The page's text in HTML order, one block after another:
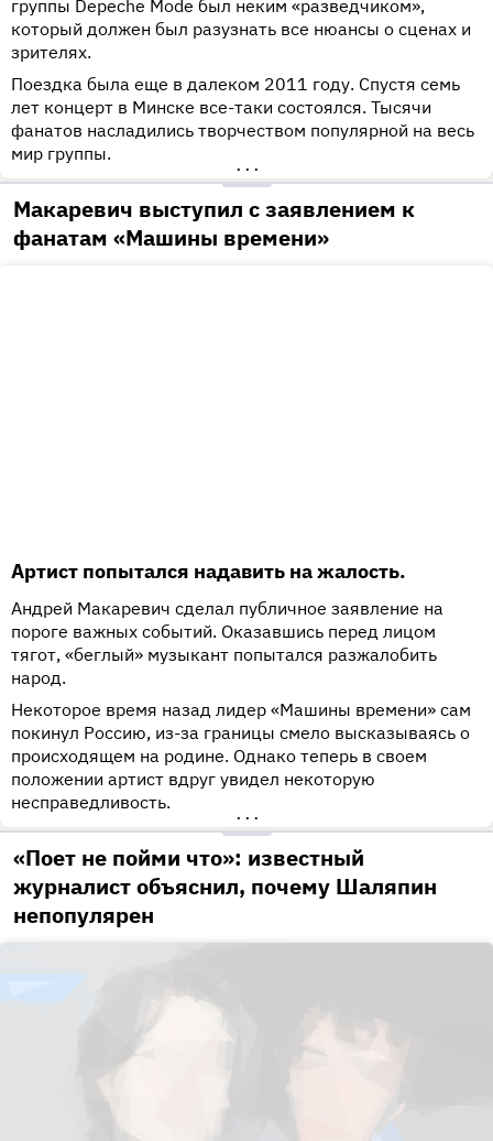
группы Depeche Mode был неким «разведчиком»,
который должен был разузнать все нюансы о сценах и
зрителях.
Поездка была еще в далеком 2011 году. Спустя семь
лет концерт в Минске все-таки состоялся. Тысячи
фанатов насладились творчеством популярной на весь
мир группы.
•••
Макаревич выступил с заявлением к
фанатам «Машины времени»
Артист попытался надавить на жалость.
Андрей Макаревич сделал публичное заявление на
пороге важных событий. Оказавшись перед лицом
тягот, «беглый» музыкант попытался разжалобить
народ.
Некоторое время назад лидер «Машины времени» сам
покинул Россию, из-за границы смело высказываясь о
происходящем на родине. Однако теперь в своем
положении артист вдруг увидел некоторую
несправедливость.
•••
«Поет не пойми что»: известный
журналист объяснил, почему Шаляпин
непопулярен